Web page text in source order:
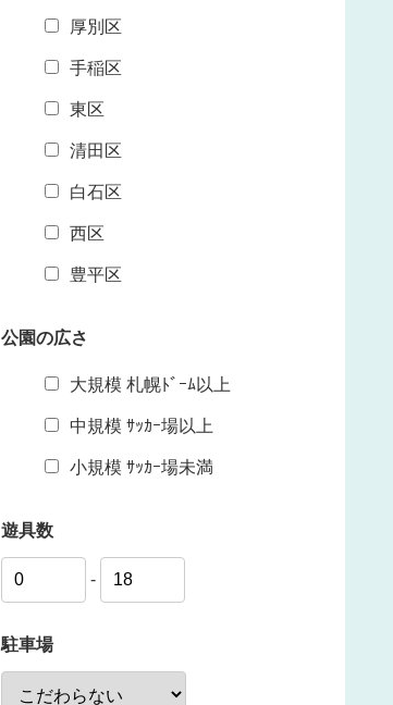
厚別区
手稲区
東区
清田区
白石区
西区
豊平区
公園の広さ
大規模 札幌ﾄﾞｰﾑ以上
中規模 ｻｯｶｰ場以上
小規模 ｻｯｶｰ場未満
遊具数
-
駐車場